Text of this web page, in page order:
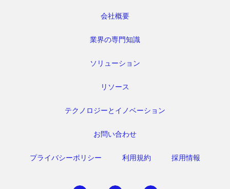
会社概要
業界の専門知識
ソリューション
リソース
テクノロジーとイノベーション
お問い合わせ
プライバシーポリシー 利用規約 採用情報